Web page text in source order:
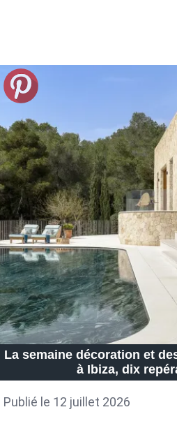
La semaine décoration et
à Ibiza, dix
Publié le 12 juillet 2026